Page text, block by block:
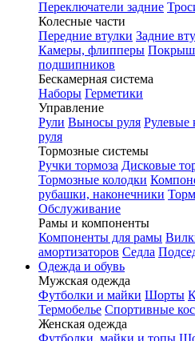
Переключатели задние
Колесные части
Передние втулки Задние
Камеры, флипперы
подшипников
Бескамерная система
Наборы Герметики
Управление
Рули Выносы руля Рулевые
руля
Тормозные системы
Ручки тормоза Дисковые
Тормозные колодки
рубашки, наконечники
Обслуживание
Рамы и компоненты
Компоненты для рамы
амортизаторов Седла
Одежда и обувь
Мужская одежда
Футболки и майки Шорты
Термобелье Спортивные
Женская одежда